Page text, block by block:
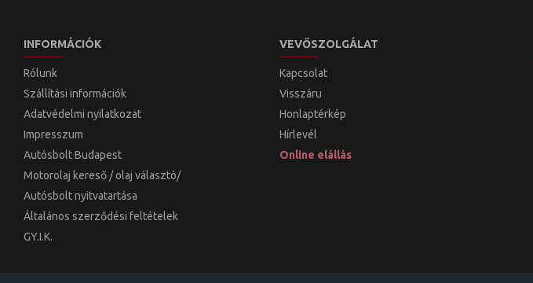
INFORMÁCIÓK
Rólunk
Szállítási információk
Adatvédelmi nyilatkozat
Impresszum
Autósbolt Budapest
Motorolaj kereső / olaj választó/
Autósbolt nyitvatartása
Általános szerződési feltételek
GY.I.K.
VEVŐSZOLGÁLAT
Kapcsolat
Visszáru
Honlaptérkép
Hírlevél
Online elállás